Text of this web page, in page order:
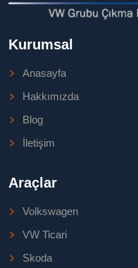
Kurumsal
Anasayfa
Hakkımızda
Blog
İletişim
Araçlar
Volkswagen
VW Ticari
Skoda